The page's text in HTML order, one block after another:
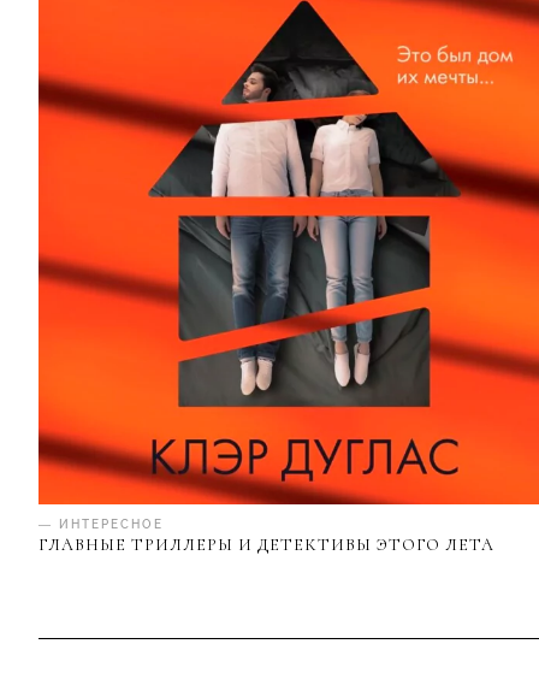
— ИНТЕРЕСНОЕ
ГЛАВНЫЕ ТРИЛЛЕРЫ И ДЕТЕКТИВЫ ЭТОГО ЛЕТА